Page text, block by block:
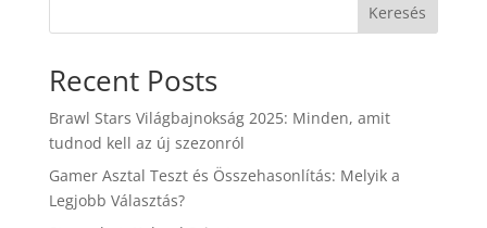
Keresés
Recent Posts
Brawl Stars Világbajnokság 2025: Minden, amit
tudnod kell az új szezonról
Gamer Asztal Teszt és Összehasonlítás: Melyik a
Legjobb Választás?